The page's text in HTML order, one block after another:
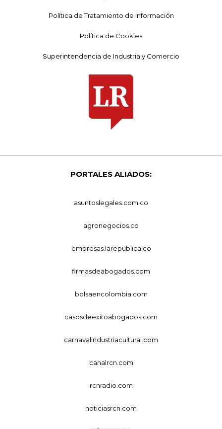
Política de Tratamiento de Información
Política de Cookies
Superintendencia de Industria y Comercio
PORTALES ALIADOS:
asuntoslegales.com.co
agronegocios.co
empresas.larepublica.co
firmasdeabogados.com
bolsaencolombia.com
casosdeexitoabogados.com
carnavalindustriacultural.com
canalrcn.com
rcnradio.com
noticiasrcn.com